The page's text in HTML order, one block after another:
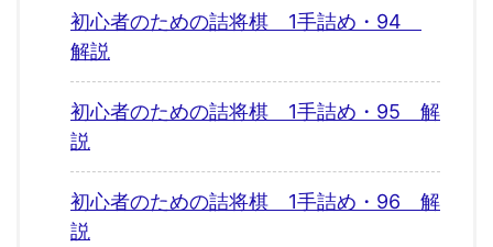
初心者のための詰将棋 1手詰め・94
解説
初心者のための詰将棋 1手詰め・95 解
説
初心者のための詰将棋 1手詰め・96 解
説